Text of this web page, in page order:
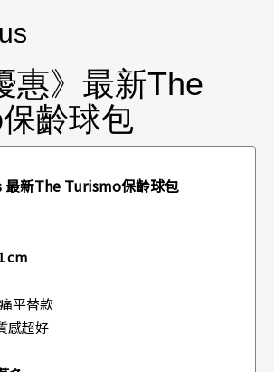
惠》最新The
齡球包
新The Turismo保齡球包
cm
平替款
感超好